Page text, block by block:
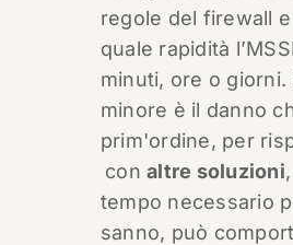
regole del firewall e
quale rapidità
minuti, ore o
minore è il danno
prim'ordine, per
conaltre soluzioni
tempo necessario
sanno, può